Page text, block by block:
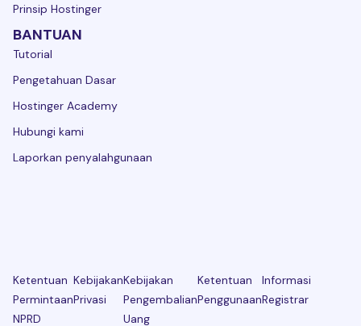
Prinsip Hostinger
BANTUAN
Tutorial
Pengetahuan Dasar
Hostinger Academy
Hubungi kami
Laporkan penyalahgunaan
Ketentuan
Permintaan
NPRD
Kebijakan
Privasi
Kebijakan
Pengembalian
Uang
Ketentuan
Penggunaan
Informasi
Registrar